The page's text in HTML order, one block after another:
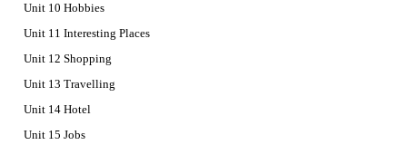
Unit 10 Hobbies
Unit 11 Interesting Places
Unit 12 Shopping
Unit 13 Travelling
Unit 14 Hotel
Unit 15 Jobs